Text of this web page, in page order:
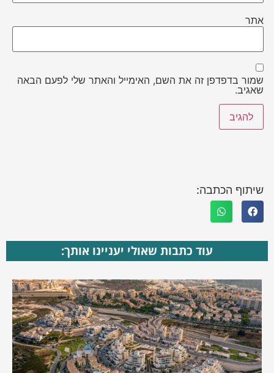
אתר
שמור בדפדפן זה את השם, האימייל והאתר שלי לפעם הבאה
שאגיב.
שיתוף הכתבה:
עוד כתבות שאולי יעניינו אותך: